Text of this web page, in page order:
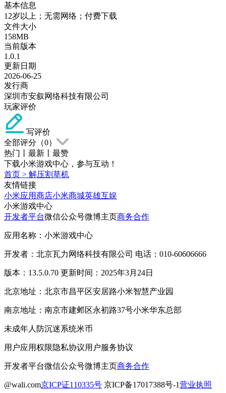
基本信息
12岁以上；无需网络；付费下载
文件大小
158MB
当前版本
1.0.1
更新日期
2026-06-25
发行商
深圳市安叙网络科技有限公司
玩家评价
写评价
全部评分（0）
热门
最新
最赞
下载小米游戏中心，参与互动！
首页 > 解压割草机
友情链接
小米应用商店小米商城英雄互娱
小米游戏中心
开发者平台微信公众号微博主页商务合作
应用名称：小米游戏中心
开发者：北京瓦力网络科技有限公司 电话：010-60606666
版本：13.5.0.70 更新时间：2025年3月24日
北京地址：北京市昌平区安居路小米智慧产业园
南京地址：南京市建邺区永初路37号小米华东总部
未成年人防沉迷系统米币
用户应用权限隐私协议用户服务协议
开发者平台微信公众号微博主页商务合作
@wali.com京ICP证110335号 京ICP备17017388号-1营业执照